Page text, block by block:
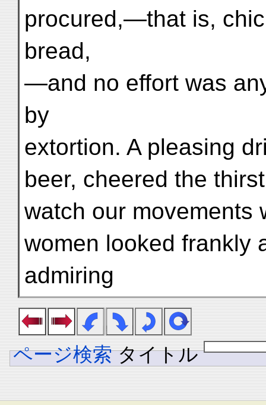
procured,—that is,
bread,
—and no effort was
by
extortion. A pleasing
beer, cheered the
watch our movements
women looked frankly
admiring
ページ検索 タイトル